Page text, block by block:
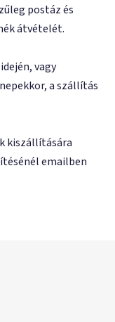
postáz és
átvételét.
vagy
a szállítás
kiszállítására
emailben